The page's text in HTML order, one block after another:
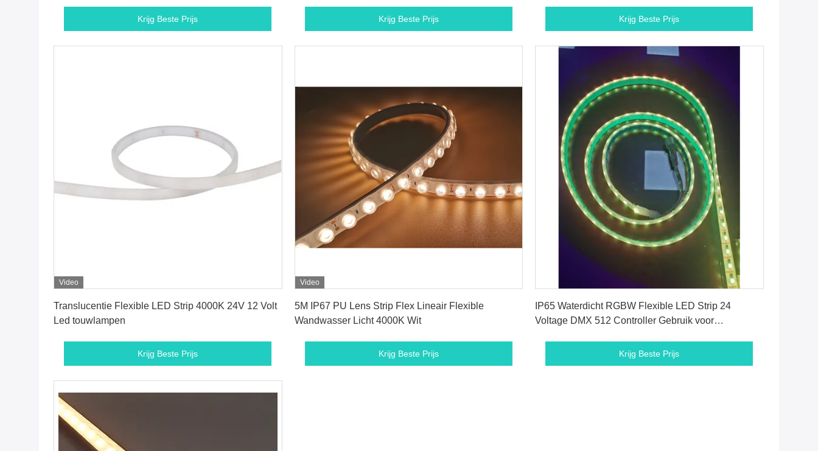
Krijg Beste Prijs Krijg Beste Prijs Krijg Beste Prijs
Video
Translucentie Flexible LED Strip 4000K 24V 12 Volt
Led touwlampen
Krijg Beste Prijs
Video
5M IP67 PU Lens Strip Flex Lineair Flexible
Wandwasser Licht 4000K Wit
Krijg Beste Prijs
IP65 Waterdicht RGBW Flexible LED Strip 24
Voltage DMX 512 Controller Gebruik voor
Krijg Beste Prijs